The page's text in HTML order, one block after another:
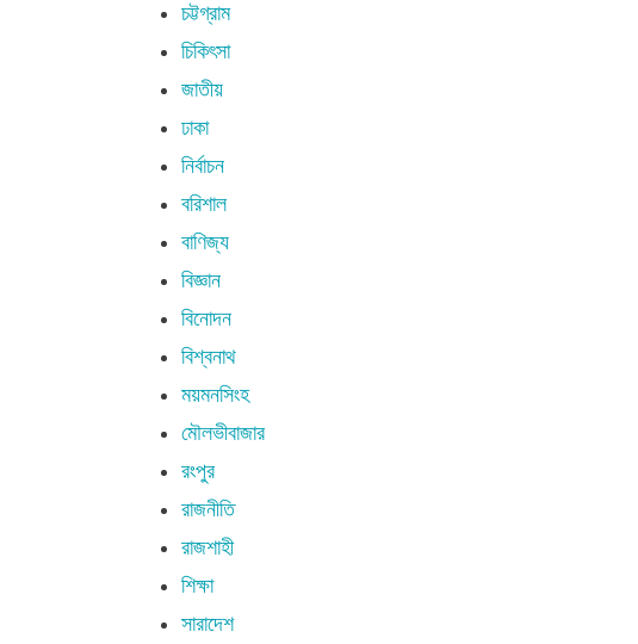
চট্টগ্রাম
চিকিৎসা
জাতীয়
ঢাকা
নির্বাচন
বরিশাল
বাণিজ্য
বিজ্ঞান
বিনোদন
বিশ্বনাথ
ময়মনসিংহ
মৌলভীবাজার
রংপুর
রাজনীতি
রাজশাহী
শিক্ষা
সারাদেশ